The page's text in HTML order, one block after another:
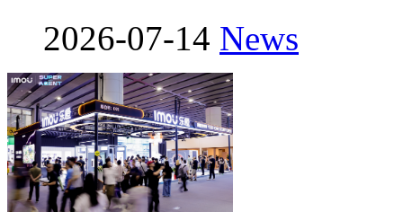
2026-07-14 News